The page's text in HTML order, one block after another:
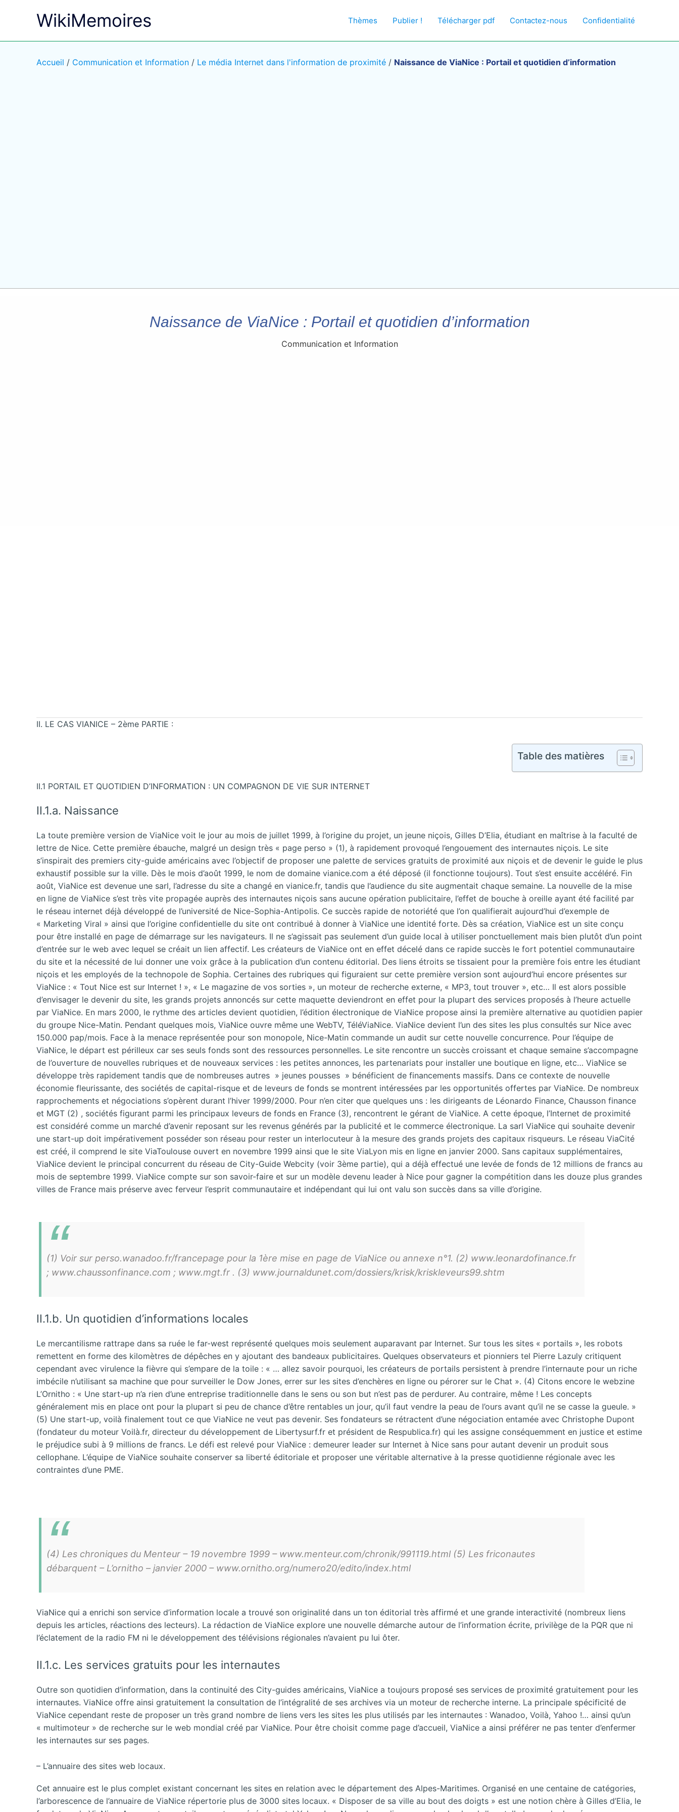
WikiMemoires Thèmes Publier ! Télécharger pdf Contactez-nous Confidentialité
Accueil / Communication et Information / Le média Internet dans l'information de proximité / Naissance de ViaNice : Portail et quotidien d’information
Naissance de ViaNice : Portail et quotidien d’information
Communication et Information
II. LE CAS VIANICE – 2ème PARTIE :
Table des matières
II.1 PORTAIL ET QUOTIDIEN D’INFORMATION : UN COMPAGNON DE VIE SUR INTERNET
II.1.a. Naissance
La toute première version de ViaNice voit le jour au mois de juillet 1999, à l’origine du projet, un jeune niçois, Gilles D’Elia, étudiant en maîtrise à la faculté de
lettre de Nice. Cette première ébauche, malgré un design très « page perso » (1), à rapidement provoqué l’engouement des internautes niçois. Le site
s’inspirait des premiers city-guide américains avec l’objectif de proposer une palette de services gratuits de proximité aux niçois et de devenir le guide le plus
exhaustif possible sur la ville. Dès le mois d’août 1999, le nom de domaine vianice.com a été déposé (il fonctionne toujours). Tout s’est ensuite accéléré. Fin
août, ViaNice est devenue une sarl, l’adresse du site a changé en vianice.fr, tandis que l’audience du site augmentait chaque semaine. La nouvelle de la mise
en ligne de ViaNice s’est très vite propagée auprès des internautes niçois sans aucune opération publicitaire, l’effet de bouche à oreille ayant été facilité par
le réseau internet déjà développé de l’université de Nice-Sophia-Antipolis. Ce succès rapide de notoriété que l’on qualifierait aujourd’hui d’exemple de
« Marketing Viral » ainsi que l’origine confidentielle du site ont contribué à donner à ViaNice une identité forte. Dès sa création, ViaNice est un site conçu
pour être installé en page de démarrage sur les navigateurs. Il ne s’agissait pas seulement d’un guide local à utiliser ponctuellement mais bien plutôt d’un point
d’entrée sur le web avec lequel se créait un lien affectif. Les créateurs de ViaNice ont en effet décelé dans ce rapide succès le fort potentiel communautaire
du site et la nécessité de lui donner une voix grâce à la publication d’un contenu éditorial. Des liens étroits se tissaient pour la première fois entre les étudiant
niçois et les employés de la technopole de Sophia. Certaines des rubriques qui figuraient sur cette première version sont aujourd’hui encore présentes sur
ViaNice : « Tout Nice est sur Internet ! », « Le magazine de vos sorties », un moteur de recherche externe, « MP3, tout trouver », etc… Il est alors possible
d’envisager le devenir du site, les grands projets annoncés sur cette maquette deviendront en effet pour la plupart des services proposés à l’heure actuelle
par ViaNice. En mars 2000, le rythme des articles devient quotidien, l’édition électronique de ViaNice propose ainsi la première alternative au quotidien papier
du groupe Nice-Matin. Pendant quelques mois, ViaNice ouvre même une WebTV, TéléViaNice. ViaNice devient l’un des sites les plus consultés sur Nice avec
150.000 pap/mois. Face à la menace représentée pour son monopole, Nice-Matin commande un audit sur cette nouvelle concurrence. Pour l’équipe de
ViaNice, le départ est périlleux car ses seuls fonds sont des ressources personnelles. Le site rencontre un succès croissant et chaque semaine s’accompagne
de l’ouverture de nouvelles rubriques et de nouveaux services : les petites annonces, les partenariats pour installer une boutique en ligne, etc… ViaNice se
développe très rapidement tandis que de nombreuses autres » jeunes pousses » bénéficient de financements massifs. Dans ce contexte de nouvelle
économie fleurissante, des sociétés de capital-risque et de leveurs de fonds se montrent intéressées par les opportunités offertes par ViaNice. De nombreux
rapprochements et négociations s’opèrent durant l’hiver 1999/2000. Pour n’en citer que quelques uns : les dirigeants de Léonardo Finance, Chausson finance
et MGT (2) , sociétés figurant parmi les principaux leveurs de fonds en France (3), rencontrent le gérant de ViaNice. A cette époque, l’Internet de proximité
est considéré comme un marché d’avenir reposant sur les revenus générés par la publicité et le commerce électronique. La sarl ViaNice qui souhaite devenir
une start-up doit impérativement posséder son réseau pour rester un interlocuteur à la mesure des grands projets des capitaux risqueurs. Le réseau ViaCité
est créé, il comprend le site ViaToulouse ouvert en novembre 1999 ainsi que le site ViaLyon mis en ligne en janvier 2000. Sans capitaux supplémentaires,
ViaNice devient le principal concurrent du réseau de City-Guide Webcity (voir 3ème partie), qui a déjà effectué une levée de fonds de 12 millions de francs au
mois de septembre 1999. ViaNice compte sur son savoir-faire et sur un modèle devenu leader à Nice pour gagner la compétition dans les douze plus grandes
villes de France mais préserve avec ferveur l’esprit communautaire et indépendant qui lui ont valu son succès dans sa ville d’origine.
(1) Voir sur perso.wanadoo.fr/francepage pour la 1ère mise en page de ViaNice ou annexe n°1. (2) www.leonardofinance.fr
; www.chaussonfinance.com ; www.mgt.fr . (3) www.journaldunet.com/dossiers/krisk/kriskleveurs99.shtm
II.1.b. Un quotidien d’informations locales
Le mercantilisme rattrape dans sa ruée le far-west représenté quelques mois seulement auparavant par Internet. Sur tous les sites « portails », les robots
remettent en forme des kilomètres de dépêches en y ajoutant des bandeaux publicitaires. Quelques observateurs et pionniers tel Pierre Lazuly critiquent
cependant avec virulence la fièvre qui s’empare de la toile : « … allez savoir pourquoi, les créateurs de portails persistent à prendre l’internaute pour un riche
imbécile n’utilisant sa machine que pour surveiller le Dow Jones, errer sur les sites d’enchères en ligne ou pérorer sur le Chat ». (4) Citons encore le webzine
L’Ornitho : « Une start-up n’a rien d’une entreprise traditionnelle dans le sens ou son but n’est pas de perdurer. Au contraire, même ! Les concepts
généralement mis en place ont pour la plupart si peu de chance d’être rentables un jour, qu’il faut vendre la peau de l’ours avant qu’il ne se casse la gueule. »
(5) Une start-up, voilà finalement tout ce que ViaNice ne veut pas devenir. Ses fondateurs se rétractent d’une négociation entamée avec Christophe Dupont
(fondateur du moteur Voilà.fr, directeur du développement de Libertysurf.fr et président de Respublica.fr) qui les assigne conséquemment en justice et estime
le préjudice subi à 9 millions de francs. Le défi est relevé pour ViaNice : demeurer leader sur Internet à Nice sans pour autant devenir un produit sous
cellophane. L’équipe de ViaNice souhaite conserver sa liberté éditoriale et proposer une véritable alternative à la presse quotidienne régionale avec les
contraintes d’une PME.
(4) Les chroniques du Menteur – 19 novembre 1999 – www.menteur.com/chronik/991119.html (5) Les friconautes
débarquent – L’ornitho – janvier 2000 – www.ornitho.org/numero20/edito/index.html
ViaNice qui a enrichi son service d’information locale a trouvé son originalité dans un ton éditorial très affirmé et une grande interactivité (nombreux liens
depuis les articles, réactions des lecteurs). La rédaction de ViaNice explore une nouvelle démarche autour de l’information écrite, privilège de la PQR que ni
l’éclatement de la radio FM ni le développement des télévisions régionales n’avaient pu lui ôter.
II.1.c. Les services gratuits pour les internautes
Outre son quotidien d’information, dans la continuité des City-guides américains, ViaNice a toujours proposé ses services de proximité gratuitement pour les
internautes. ViaNice offre ainsi gratuitement la consultation de l’intégralité de ses archives via un moteur de recherche interne. La principale spécificité de
ViaNice cependant reste de proposer un très grand nombre de liens vers les sites les plus utilisés par les internautes : Wanadoo, Voilà, Yahoo !… ainsi qu’un
« multimoteur » de recherche sur le web mondial créé par ViaNice. Pour être choisit comme page d’accueil, ViaNice a ainsi préférer ne pas tenter d’enfermer
les internautes sur ses pages.
– L’annuaire des sites web locaux.
Cet annuaire est le plus complet existant concernant les sites en relation avec le département des Alpes-Maritimes. Organisé en une centaine de catégories,
l’arborescence de l’annuaire de ViaNice répertorie plus de 3000 sites locaux. « Disposer de sa ville au bout des doigts » est une notion chère à Gilles d’Elia, le